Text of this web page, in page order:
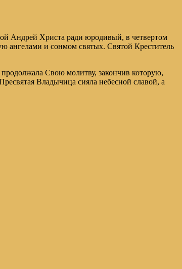
Андрей Христа ради юродивый, в четвертом
ангелами и сонмом святых. Святой Креститель
Свою молитву, закончив которую,
Владычица сияла небесной славой, а